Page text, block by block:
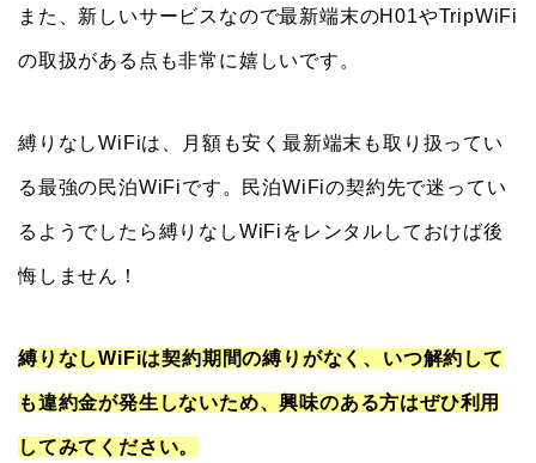
また、新しいサービスなので最新端末のH01やTripWiFi
の取扱がある点も非常に嬉しいです。
縛りなしWiFiは、月額も安く最新端末も取り扱ってい
る最強の民泊WiFiです。民泊WiFiの契約先で迷ってい
るようでしたら縛りなしWiFiをレンタルしておけば後
悔しません！
縛りなしWiFiは契約期間の縛りがなく、いつ解約して
も違約金が発生しないため、興味のある方はぜひ利用
してみてください。